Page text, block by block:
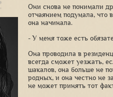
Они снова не понимали
отчаянием подумала, что
она начинала.
- У меня тоже есть
Она проводила в
всегда сможет уезжать,
шакалов, она больше не
родных, и она честно не
не может принять тот